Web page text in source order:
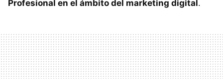
Profesional en el ámbito del marketing digital.